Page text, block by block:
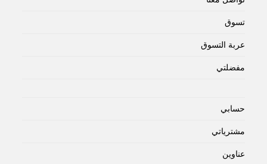
تسوق
عربة التسوق
مفضلتي
حسابي
مشترياتي
عناوين